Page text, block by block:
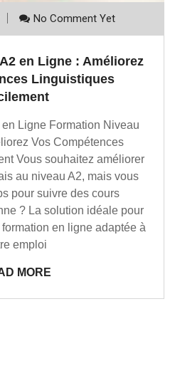
No Comment Yet
en Ligne : Améliorez
Linguistiques
Ligne Formation Niveau
Vos Compétences
Vous souhaitez améliorer
au niveau A2, mais vous
pour suivre des cours
? La solution idéale pour
en ligne adaptée à
emploi
MORE